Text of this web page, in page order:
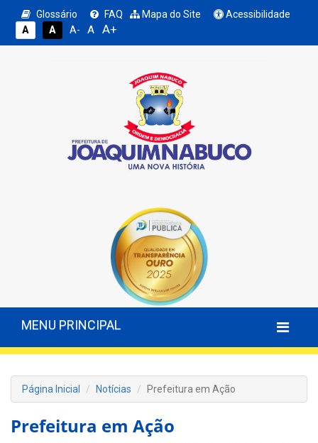
Glossário FAQ Mapa do Site
Acessibilidade
A
A A- A A+
MENU PRINCIPAL
Página Inicial Notícias Prefeitura em Ação
Prefeitura em Ação